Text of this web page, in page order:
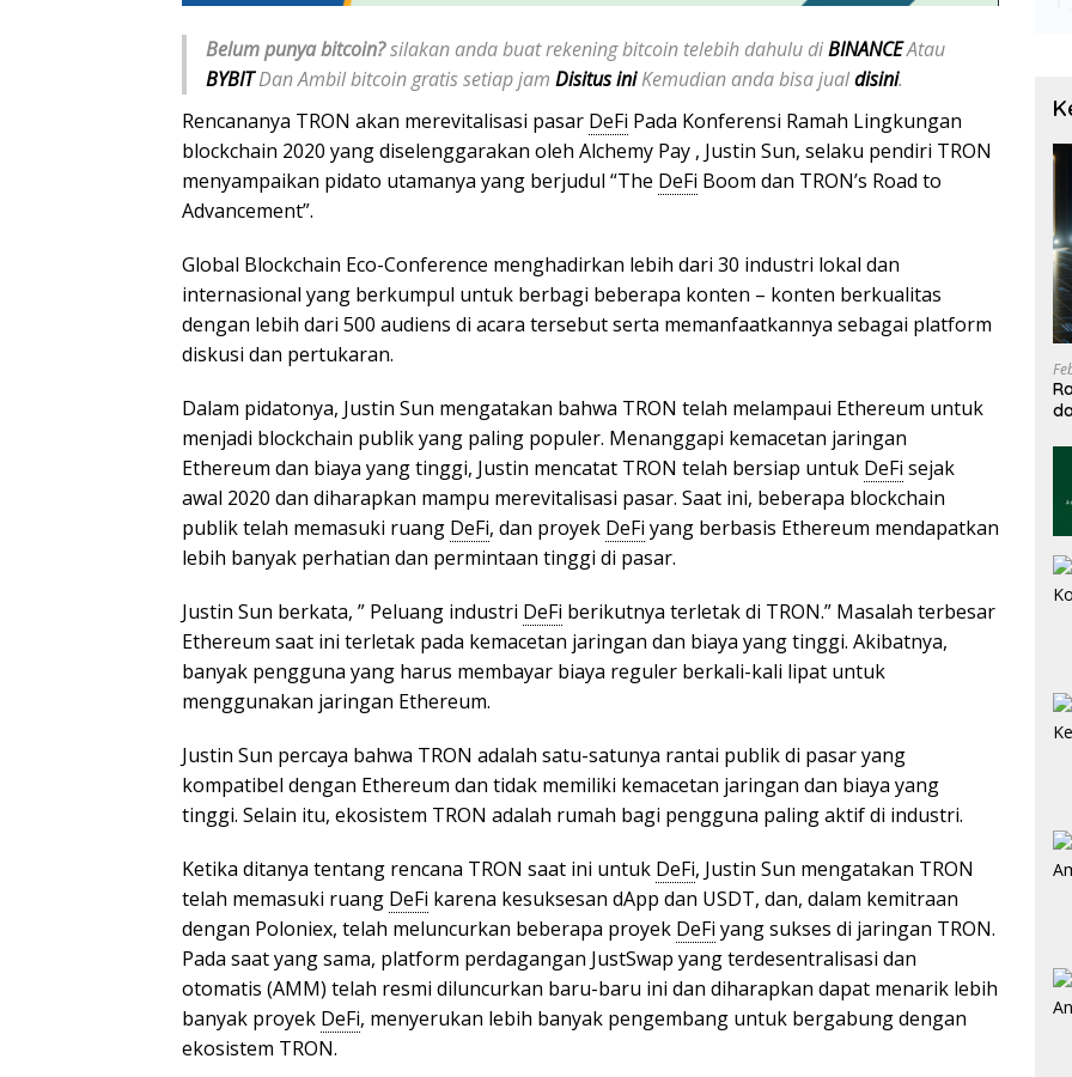
Belum punya bitcoin?silakan anda buat rekening bitcoin telebih dahulu diBINANCEAtau
BYBITDan Ambil bitcoin gratis setiap jam Disitus iniKemudian anda bisa jualdisini.
Rencananya TRON akan merevitalisasi pasar DeFi Pada Konferensi Ramah Lingkungan
blockchain 2020 yang diselenggarakan oleh Alchemy Pay , Justin Sun, selaku pendiri TRON
menyampaikan pidato utamanya yang berjudul “The DeFi Boom dan TRON’s Road to
Advancement”.
Global Blockchain Eco-Conference menghadirkan lebih dari 30 industri lokal dan
internasional yang berkumpul untuk berbagi beberapa konten – konten berkualitas
dengan lebih dari 500 audiens di acara tersebut serta memanfaatkannya sebagai platform
diskusi dan pertukaran.
Dalam pidatonya, Justin Sun mengatakan bahwa TRON telah melampaui Ethereum untuk
menjadi blockchain publik yang paling populer. Menanggapi kemacetan jaringan
Ethereum dan biaya yang tinggi, Justin mencatat TRON telah bersiap untuk DeFi sejak
awal 2020 dan diharapkan mampu merevitalisasi pasar. Saat ini, beberapa blockchain
publik telah memasuki ruang DeFi, dan proyek DeFi yang berbasis Ethereum mendapatkan
lebih banyak perhatian dan permintaan tinggi di pasar.
Justin Sun berkata, ” Peluang industri DeFi berikutnya terletak di TRON.” Masalah terbesar
Ethereum saat ini terletak pada kemacetan jaringan dan biaya yang tinggi. Akibatnya,
banyak pengguna yang harus membayar biaya reguler berkali-kali lipat untuk
menggunakan jaringan Ethereum.
Justin Sun percaya bahwa TRON adalah satu-satunya rantai publik di pasar yang
kompatibel dengan Ethereum dan tidak memiliki kemacetan jaringan dan biaya yang
tinggi. Selain itu, ekosistem TRON adalah rumah bagi pengguna paling aktif di industri.
Ketika ditanya tentang rencana TRON saat ini untuk DeFi, Justin Sun mengatakan TRON
telah memasuki ruang DeFi karena kesuksesan dApp dan USDT, dan, dalam kemitraan
dengan Poloniex, telah meluncurkan beberapa proyek DeFi yang sukses di jaringan TRON.
Pada saat yang sama, platform perdagangan JustSwap yang terdesentralisasi dan
otomatis (AMM) telah resmi diluncurkan baru-baru ini dan diharapkan dapat menarik lebih
banyak proyek DeFi, menyerukan lebih banyak pengembang untuk bergabung dengan
ekosistem TRON.